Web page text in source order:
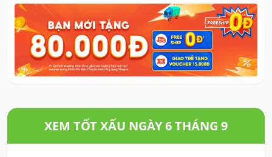
XEM TỐT XẤU NGÀY 6 THÁNG 9